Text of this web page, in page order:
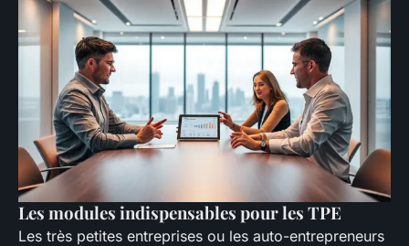
Les modules indispensables pour les TPE
Les très petites entreprises ou les auto-entrepreneurs